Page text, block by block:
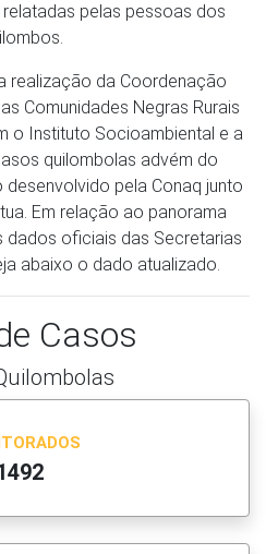
pelas pessoas dos
realização da Coordenação
Comunidades Negras Rurais
o Instituto Socioambiental e a
quilombolas advém do
pela Conaq junto
Em relação ao panorama
dados oficiais das Secretarias
abaixo o dado atualizado.
Casos